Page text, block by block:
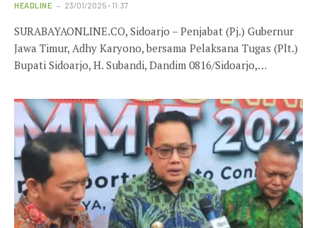
HEADLINE 23/01/2025 - 11:37
SURABAYAONLINE.CO, Sidoarjo – Penjabat (Pj.) Gubernur
Jawa Timur, Adhy Karyono, bersama Pelaksana Tugas (Plt.)
Bupati Sidoarjo, H. Subandi, Dandim 0816/Sidoarjo,…